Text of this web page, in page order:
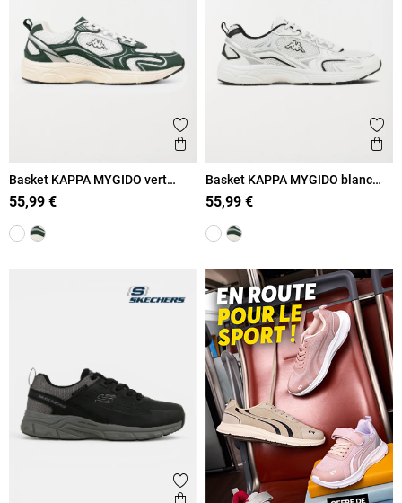
Ajouter aux favoris
Aperçu rapide
Basket KAPPA MYGIDO vert
homme (40-45)
55,99 €
Basket KAPPA MYGIDO blanc
homme (40-45)
55,99 €
Ajouter aux favoris